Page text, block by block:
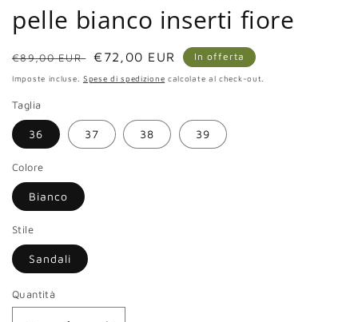
pelle bianco inserti fiore
Prezzo
di
€89,00 EUR
Prezzo
scontato
€72,00 EUR In offerta
Imposte incluse. Spese di spedizione calcolate al check-out.
Taglia
36 37 38 39
Colore
Bianco
Stile
Sandali
Quantità